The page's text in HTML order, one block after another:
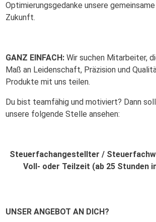
Optimierungsgedanke unsere
Zukunft.
GANZ EINFACH: Wir suchen Mitarbeiter,
Maß an Leidenschaft, Präzision und
Produkte mit uns teilen.
Du bist teamfähig und motiviert? Dann
unsere folgende Stelle ansehen:
Steuerfachangestellter /
Voll- oder Teilzeit (ab 25 Stunden
UNSER ANGEBOT AN DICH?